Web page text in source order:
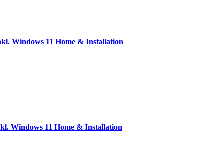
Windows 11 Home & Installation
Windows 11 Home & Installation